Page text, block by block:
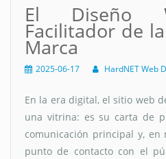
El Diseño
Facilitador de
Marca
2025-06-17 HardNET Web
En la era digital, el sitio web
una vitrina: es su carta de
comunicación principal y, en
punto de contacto con el